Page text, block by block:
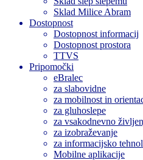
Sklad Milice Abram
Dostopnost
Dostopnost informacij
Dostopnost prostora
TTVS
Pripomočki
eBralec
za slabovidne
za mobilnost in
za gluhoslepe
za vsakodnevno
za izobraževanje
za informacijsko
Mobilne aplikacije